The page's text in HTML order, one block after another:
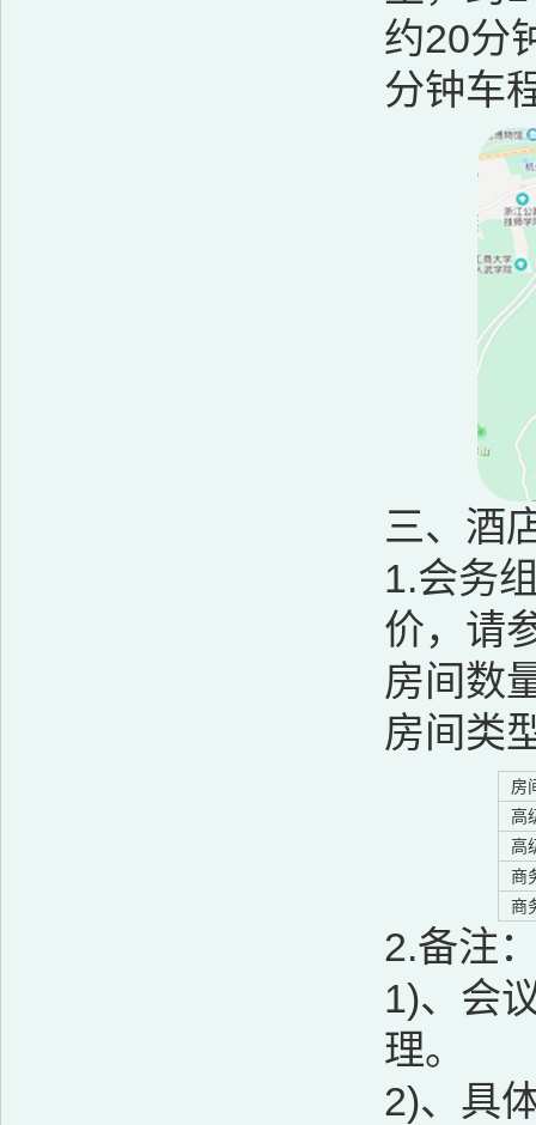
约20分
分钟车
三、酒
1.会务
价，请
房间数
房间类
房
高
高
商
商
2.备注
1)、会
理。
2)、具